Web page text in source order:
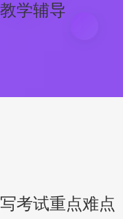
学辅导
考试重点难点